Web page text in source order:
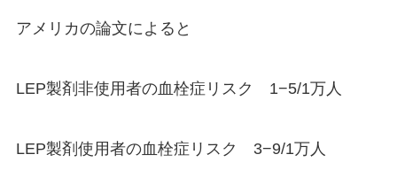
アメリカの論文によると
LEP製剤非使用者の血栓症リスク 1−5/1万人
LEP製剤使用者の血栓症リスク 3−9/1万人